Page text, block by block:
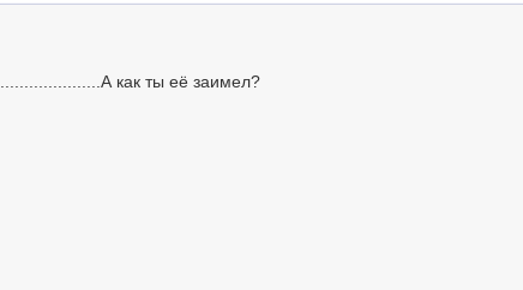
как ты её заимел?